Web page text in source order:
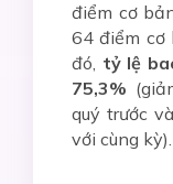
điểm cơ
64 điểm cơ
đó, tỷ lệ
75,3%
quý trước
với cùng kỳ).